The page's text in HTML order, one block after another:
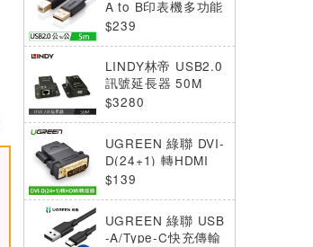
高雄鳳山店
網路訂購
*庫存數量：網路訂購(0)、少量庫存
(1~2)、現貨充足(3以上)。
*門市庫存以店內實際數量為準，可使
用專人服務或撥打門市電話洽詢。
A to B印表機多功能
傳輸線 5M
$239
LINDY林帝 USB2.0
訊號延長器 50M
$3280
UGREEN 綠聯 DVI-
D(24+1) 轉HDMI
轉接頭 (DVI公 轉 H
$139
UGREEN 綠聯 USB
-A/Type-C快充傳輸